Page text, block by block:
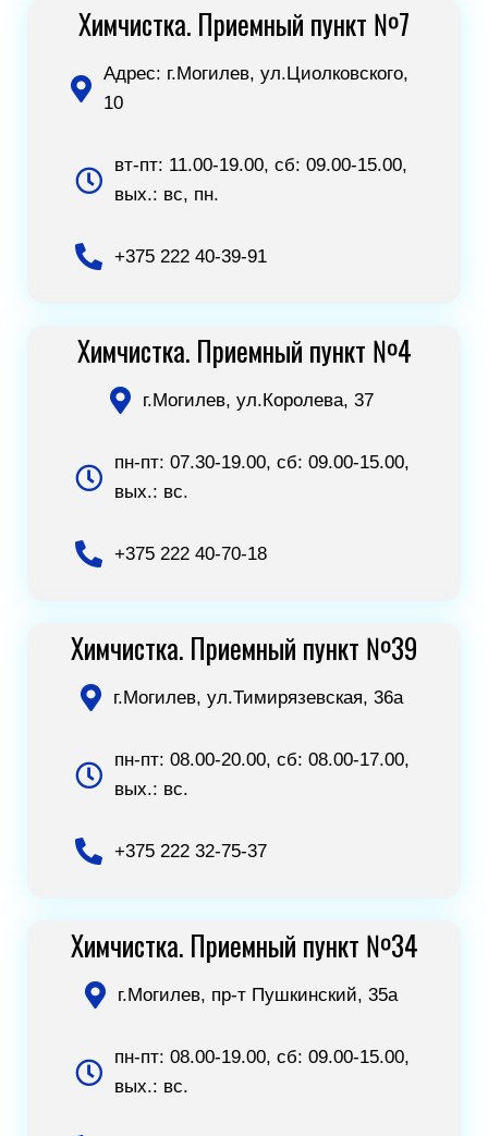
Химчистка. Приемный пункт №7
Адрес: г.Могилев, ул.Циолковского,
10
вт-пт: 11.00-19.00, сб: 09.00-15.00,
вых.: вс, пн.
+375 222 40-39-91
Химчистка. Приемный пункт №4
г.Могилев, ул.Королева, 37
пн-пт: 07.30-19.00, сб: 09.00-15.00,
вых.: вс.
+375 222 40-70-18
Химчистка. Приемный пункт №39
г.Могилев, ул.Тимирязевская, 36а
пн-пт: 08.00-20.00, сб: 08.00-17.00,
вых.: вс.
+375 222 32-75-37
Химчистка. Приемный пункт №34
г.Могилев, пр-т Пушкинский, 35а
пн-пт: 08.00-19.00, сб: 09.00-15.00,
вых.: вс.